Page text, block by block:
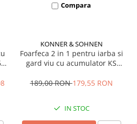
Compara
KONNER & SOHNEN
Foarfeca 2 in 1 pentru iarba si
gard viu cu acumulator KS
189,00 RON179,55 RON
IN STOC